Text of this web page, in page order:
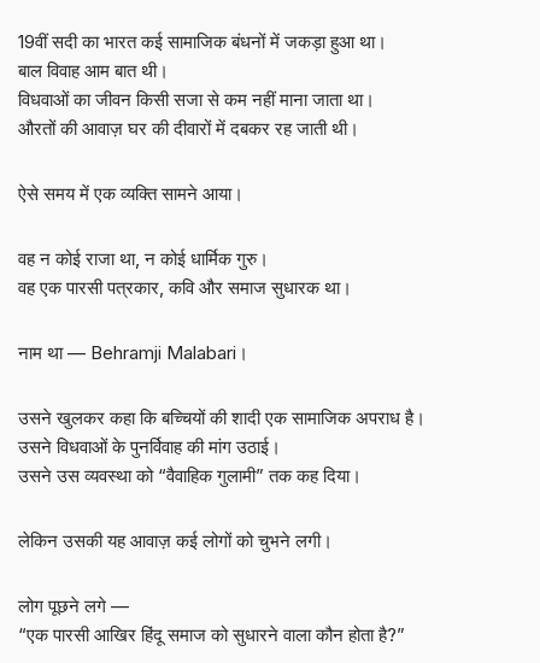
19वीं सदी का भारत कई सामाजिक बंधनों में जकड़ा हुआ था।
बाल विवाह आम बात थी।
विधवाओं का जीवन किसी सजा से कम नहीं माना जाता था।
औरतों की आवाज़ घर की दीवारों में दबकर रह जाती थी।
ऐसे समय में एक व्यक्ति सामने आया।
वह न कोई राजा था, न कोई धार्मिक गुरु।
वह एक पारसी पत्रकार, कवि और समाज सुधारक था।
नाम था — Behramji Malabari।
उसने खुलकर कहा कि बच्चियों की शादी एक सामाजिक अपराध है।
उसने विधवाओं के पुनर्विवाह की मांग उठाई।
उसने उस व्यवस्था को “वैवाहिक गुलामी” तक कह दिया।
लेकिन उसकी यह आवाज़ कई लोगों को चुभने लगी।
लोग पूछने लगे —
“एक पारसी आखिर हिंदू समाज को सुधारने वाला कौन होता है?”